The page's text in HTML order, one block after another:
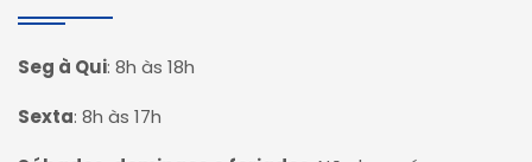
Seg à Qui: 8h às 18h
Sexta: 8h às 17h